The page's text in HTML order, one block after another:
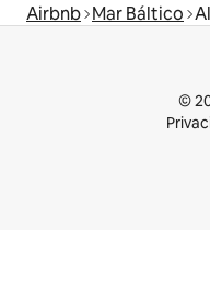
Airbnb Mar Báltico
©